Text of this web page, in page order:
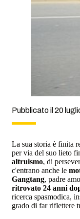
Pubblicato il 20
La sua storia è finita
per via del suo lieto
altruismo, di
c'entrano anche le
Gangtang, padre
ritrovato 24 anni
ricerca spasmodica,
grado di far riflettere